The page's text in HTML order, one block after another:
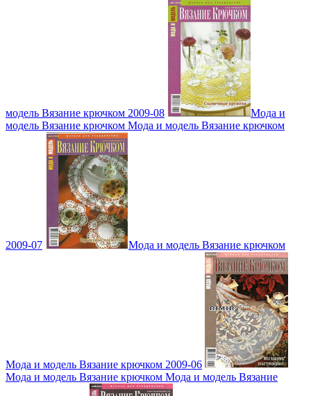
модель Вязание крючком 2009-08
Мода и
модель Вязание крючком Мода и модель Вязание крючком
2009-07 Мода и модель Вязание крючком
Мода и модель Вязание крючком 2009-06
Мода и модель Вязание крючком Мода и модель Вязание